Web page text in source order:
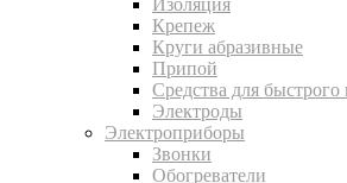
Изоляция
Крепеж
Круги абразивные
Припой
Средства для быстрого
Электроды
Электроприборы
Звонки
Обогреватели